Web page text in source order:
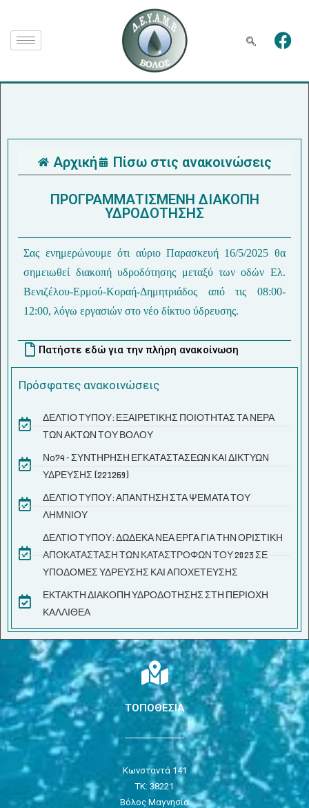
Αρχική Πίσω στις ανακοινώσεις
ΠΡΟΓΡΑΜΜΑΤΙΣΜΕΝΗ ΔΙΑΚΟΠΗ
ΥΔΡΟΔΟΤΗΣΗΣ
Σας ενημερώνουμε ότι αύριο Παρασκευή 16/5/2025 θα
σημειωθεί διακοπή υδροδότησης μεταξύ των οδών Ελ.
Βενιζέλου-Ερμού-Κοραή-Δημητριάδος από τις 08:00-
12:00, λόγω εργασιών στο νέο δίκτυο ύδρευσης.
Πατήστε εδώ για την πλήρη ανακοίνωση
Πρόσφατες ανακοινώσεις
ΔΕΛΤΙΟ ΤΥΠΟΥ: ΕΞΑΙΡΕΤΙΚΗΣ ΠΟΙΟΤΗΤΑΣ ΤΑ ΝΕΡΑ
ΤΩΝ ΑΚΤΩΝ ΤΟΥ ΒΟΛΟΥ
Νο74 - ΣΥΝΤΗΡΗΣΗ ΕΓΚΑΤΑΣΤΑΣΕΩΝ ΚΑΙ ΔΙΚΤΥΩΝ
ΥΔΡΕΥΣΗΣ (221269)
ΔΕΛΤΙΟ ΤΥΠΟΥ: ΑΠΑΝΤΗΣΗ ΣΤΑ ΨΕΜΑΤΑ ΤΟΥ
ΛΗΜΝΙΟΥ
ΔΕΛΤΙΟ ΤΥΠΟΥ: ΔΩΔΕΚΑ ΝΕΑ ΕΡΓΑ ΓΙΑ ΤΗΝ ΟΡΙΣΤΙΚΗ
ΑΠΟΚΑΤΑΣΤΑΣΗ ΤΩΝ ΚΑΤΑΣΤΡΟΦΩΝ ΤΟΥ 2023 ΣΕ
ΥΠΟΔΟΜΕΣ ΥΔΡΕΥΣΗΣ ΚΑΙ ΑΠΟΧΕΤΕΥΣΗΣ
ΕΚΤΑΚΤΗ ΔΙΑΚΟΠΗ ΥΔΡΟΔΟΤΗΣΗΣ ΣΤΗ ΠΕΡΙΟΧΗ
ΚΑΛΛΙΘΕΑ
ΤΟΠΟΘΕΣΙΑ
Κωνσταντά 141
ΤΚ: 38221
Βόλος Μαγνησία